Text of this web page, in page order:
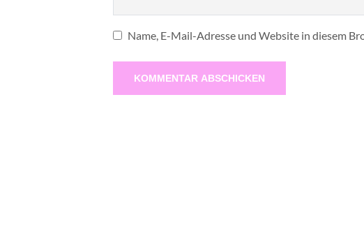
Name, E-Mail-Adresse und Website in diesem